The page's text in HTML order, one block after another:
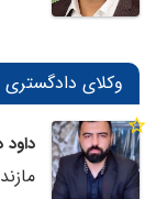
وکلای دادگستری